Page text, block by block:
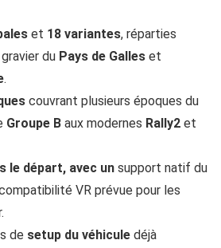
et 18 variantes, réparties
du Pays de Galles et
.
couvrant plusieurs époques du
Groupe B aux modernes Rally2 et
le départ, avec un support natif du
VR prévue pour les
de setup du véhicule déjà